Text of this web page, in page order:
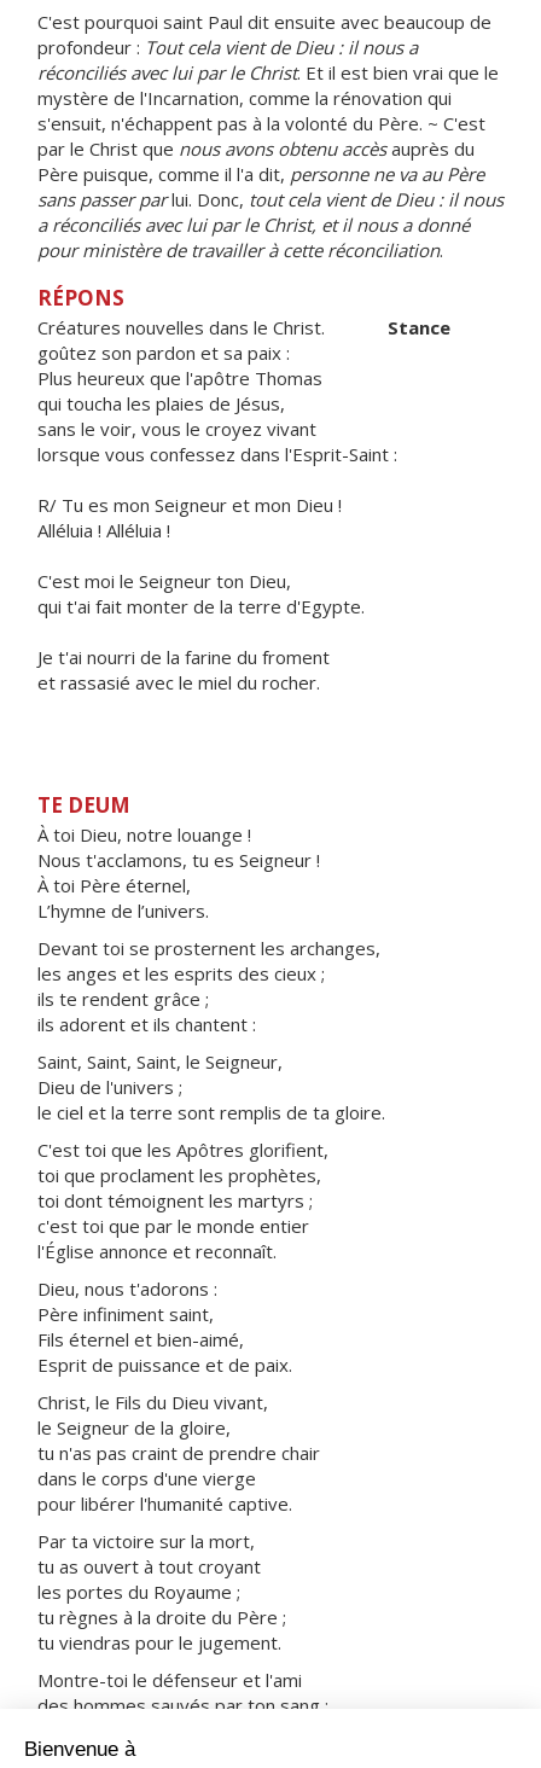
C'est pourquoi saint Paul dit ensuite avec beaucoup de
profondeur : Tout cela vient de Dieu : il nous a
réconciliés avec lui par le Christ. Et il est bien vrai que le
mystère de l'Incarnation, comme la rénovation qui
s'ensuit, n'échappent pas à la volonté du Père. ~ C'est
par le Christ que nous avons obtenu accèsauprès du
Père puisque, comme il l'a dit, personne ne va au Père
sans passer parlui. Donc, tout cela vient de Dieu : il nous
a réconciliés avec lui par le Christ, et il nous a donné
pour ministère de travailler à cette réconciliation.
RÉPONS
Créatures nouvelles dans le Christ. Stance
goûtez son pardon et sa paix :
Plus heureux que l'apôtre Thomas
qui toucha les plaies de Jésus,
sans le voir, vous le croyez vivant
lorsque vous confessez dans l'Esprit-Saint :
R/ Tu es mon Seigneur et mon Dieu !
Alléluia ! Alléluia !
C'est moi le Seigneur ton Dieu,
qui t'ai fait monter de la terre d'Egypte.
Je t'ai nourri de la farine du froment
et rassasié avec le miel du rocher.
TE DEUM
À toi Dieu, notre louange !
Nous t'acclamons, tu es Seigneur !
À toi Père éternel,
L’hymne de l’univers.
Devant toi se prosternent les archanges,
les anges et les esprits des cieux ;
ils te rendent grâce ;
ils adorent et ils chantent :
Saint, Saint, Saint, le Seigneur,
Dieu de l'univers ;
le ciel et la terre sont remplis de ta gloire.
C'est toi que les Apôtres glorifient,
toi que proclament les prophètes,
toi dont témoignent les martyrs ;
c'est toi que par le monde entier
l'Église annonce et reconnaît.
Dieu, nous t'adorons :
Père infiniment saint,
Fils éternel et bien-aimé,
Esprit de puissance et de paix.
Christ, le Fils du Dieu vivant,
le Seigneur de la gloire,
tu n'as pas craint de prendre chair
dans le corps d'une vierge
pour libérer l'humanité captive.
Par ta victoire sur la mort,
tu as ouvert à tout croyant
les portes du Royaume ;
tu règnes à la droite du Père ;
tu viendras pour le jugement.
Montre-toi le défenseur et l'ami
des hommes sauvés par ton sang :
dans ta joie et dans ta lumière.